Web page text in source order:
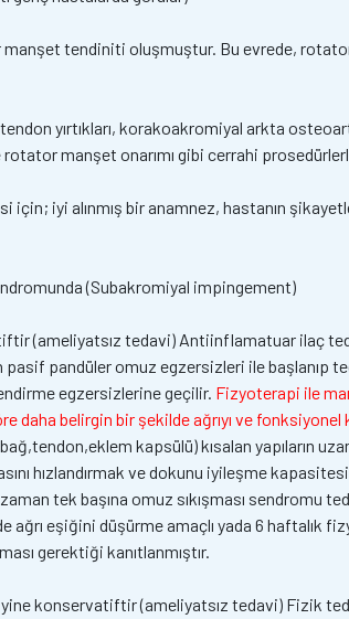
tendiniti oluşmuştur. Bu evrede,
yırtıkları, korakoakromiyal arkta
manşet onarımı gibi cerrahi
için; iyi alınmış bir anamnez, hastanın
(Subakromiyal impingement)
(ameliyatsız tedavi) Antiinflamatuar ilaç
pasif pandüler omuz egzersizleri ile başlanıp
egzersizlerine geçilir. Fizyoterapi ile
daha belirgin bir şekilde ağrıyı ve
kapsülü) kısalan yapıların
hızlandırmak ve dokunu iyileşme
tek başına omuz sıkışması sendromu
ağrı eşiğini düşürme amaçlı yada 6 haftalık
gerektiği kanıtlanmıştır.
konservatiftir (ameliyatsız tedavi) Fizik